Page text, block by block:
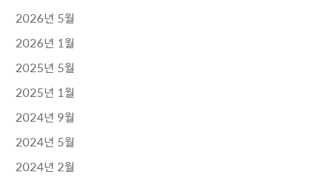
2026년 5월
2026년 1월
2025년 5월
2025년 1월
2024년 9월
2024년 5월
2024년 2월